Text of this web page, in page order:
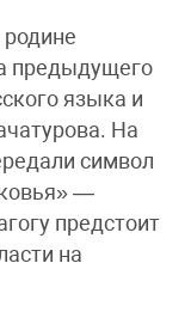
предыдущего
языка и
На
символ
—
предстоит
на